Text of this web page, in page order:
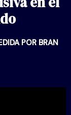
POR BRAN